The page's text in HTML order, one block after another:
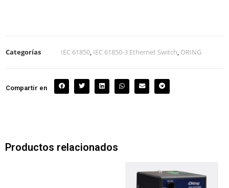
Categorías IEC 61850 IEC 61850-3 Ethernet Switch ORING
Compartir en
Productos relacionados